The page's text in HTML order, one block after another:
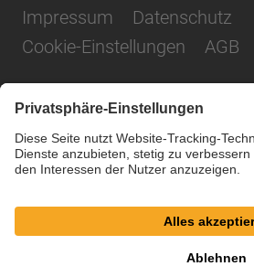
© SAF-HOLLAND SE
Impressum
Datenschutz
Cookie-Einstellungen
AGB